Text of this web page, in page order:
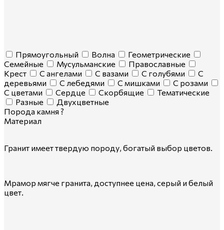
Прямоугольный Волна
Геометрические
Семейные
Мусульманские
Православные
Крест
С ангелами С вазами С голубями
С
деревьями
С лебедями С мишками
С розами
С цветами
Сердце Скорбящие
Тематические
Разные
Двухцветные
Порода камня ?
Материал
Гранит имеет твердую породу, богатый выбор цветов.
Мрамор мягче гранита, доступнее цена, серый и белый
цвет.